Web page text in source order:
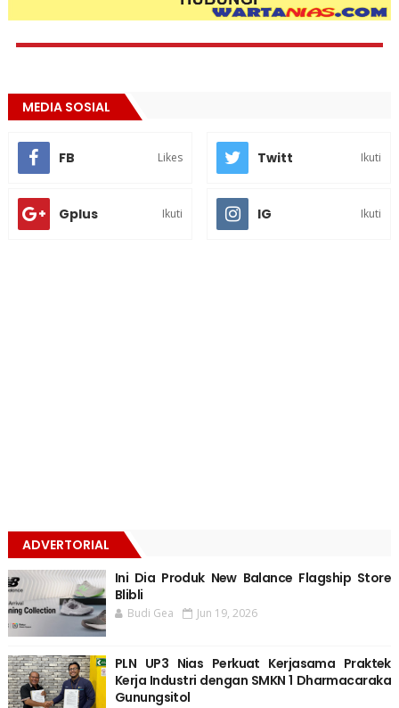
MEDIA SOSIAL
FB Likes Twitt Ikuti
Gplus Ikuti IG Ikuti
ADVERTORIAL
Ini Dia Produk New Balance Flagship Store
Blibli
Budi Gea Jun 19, 2026
PLN UP3 Nias Perkuat Kerjasama Praktek
Kerja Industri dengan SMKN 1 Dharmacaraka
Gunungsitol